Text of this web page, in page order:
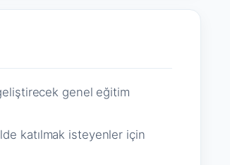
genel eğitim
katılmak isteyenler için